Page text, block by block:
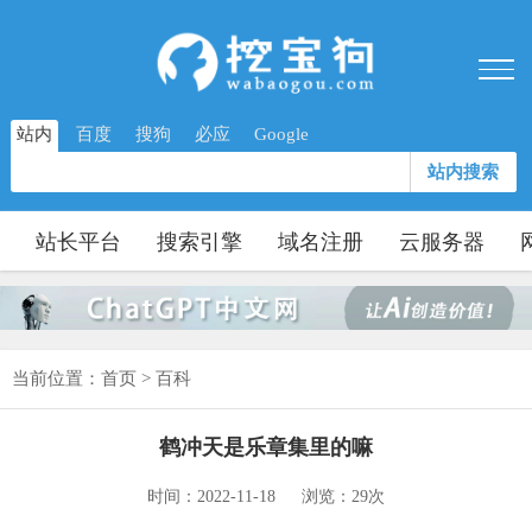
站内 百度 搜狗 必应 Google
站内搜索
站长平台 搜索引擎 域名注册 云服务器
当前位置： 首页 > 百科
鹤冲天是乐章集里的嘛
时间：2022-11-18 浏览：29次